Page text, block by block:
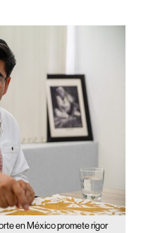
en México promete rigor